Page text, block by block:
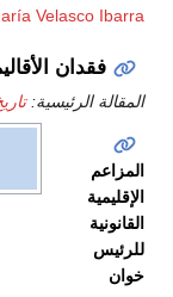
José María
.
الأقاليم المطالـَب
تاريخ النزاع